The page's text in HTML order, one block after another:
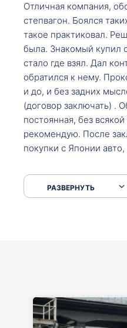
Отличная компания,
степвагон. Боялся
такое практиковал.
была. Знакомый купил
стало где взял. Дал
обратился к нему.
и до, и без задних
(договор заключать) .
постоянная, без
рекомендую. После
покупки с Японии
что заполнить, куда
приехал за авто. Меня
РАЗВЕРНУТЬ